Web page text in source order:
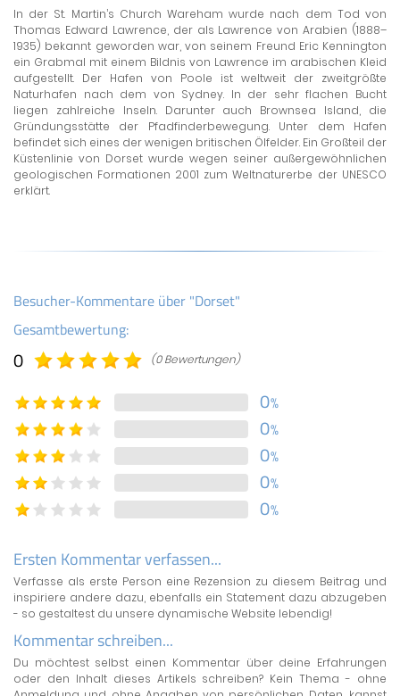
In der St. Martin’s Church Wareham wurde nach dem Tod von
Thomas Edward Lawrence, der als Lawrence von Arabien (1888–
1935) bekannt geworden war, von seinem Freund Eric Kennington
ein Grabmal mit einem Bildnis von Lawrence im arabischen Kleid
aufgestellt. Der Hafen von Poole ist weltweit der zweitgrößte
Naturhafen nach dem von Sydney. In der sehr flachen Bucht
liegen zahlreiche Inseln. Darunter auch Brownsea Island, die
Gründungsstätte der Pfadfinderbewegung. Unter dem Hafen
befindet sich eines der wenigen britischen Ölfelder. Ein Großteil der
Küstenlinie von Dorset wurde wegen seiner außergewöhnlichen
geologischen Formationen 2001 zum Weltnaturerbe der UNESCO
erklärt.
Besucher-Kommentare über "Dorset"
Gesamtbewertung:
0 (0 Bewertungen)
0%
0%
0%
0%
0%
Ersten Kommentar verfassen...
Verfasse als erste Person eine Rezension zu diesem Beitrag und
inspiriere andere dazu, ebenfalls ein Statement dazu abzugeben
- so gestaltest du unsere dynamische Website lebendig!
Kommentar schreiben...
Du möchtest selbst einen Kommentar über deine Erfahrungen
oder den Inhalt dieses Artikels schreiben? Kein Thema - ohne